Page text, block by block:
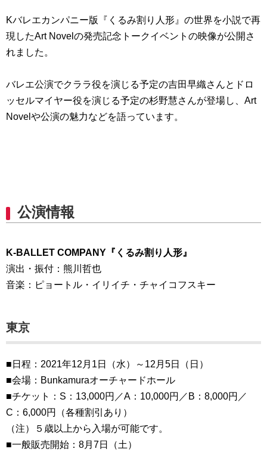
Kバレエカンパニー版『くるみ割り人形』の世界を小説で再
現したArt Novelの発売記念トークイベントの映像が公開さ
れました。
バレエ公演でクララ役を演じる予定の吉田早織さんとドロ
ッセルマイヤー役を演じる予定の杉野慧さんが登場し、Art
Novelや公演の魅力などを語っています。
公演情報
K-BALLET COMPANY『くるみ割り人形』
演出・振付：熊川哲也
音楽：ピョートル・イリイチ・チャイコフスキー
東京
■日程：2021年12月1日（水）～12月5日（日）
■会場：Bunkamuraオーチャードホール
■チケット：S：13,000円／A：10,000円／B：8,000円／
C：6,000円（各種割引あり）
（注）５歳以上から入場が可能です。
■一般販売開始：8月7日（土）